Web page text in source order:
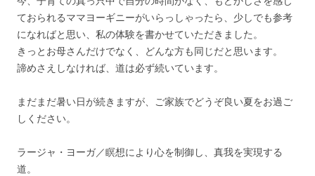
ておられるママヨーギニーがいらっしゃったら、少しでも参考
になればと思い、私の体験を書かせていただきました。
きっとお母さんだけでなく、どんな方も同じだと思います。
諦めさえしなければ、道は必ず続いています。
まだまだ暑い日が続きますが、ご家族でどうぞ良い夏をお過ご
しください。
ラージャ・ヨーガ／瞑想により心を制御し、真我を実現する
道。